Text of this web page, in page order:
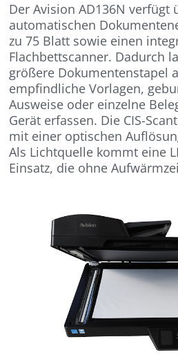
Der Avision AD136N verfügt
automatischen
zu 75 Blatt sowie einen
Flachbettscanner. Dadurch
größere Dokumentenstapel
empfindliche Vorlagen,
Ausweise oder einzelne
Gerät erfassen. Die CIS-
mit einer optischen
Als Lichtquelle kommt eine
Einsatz, die ohne